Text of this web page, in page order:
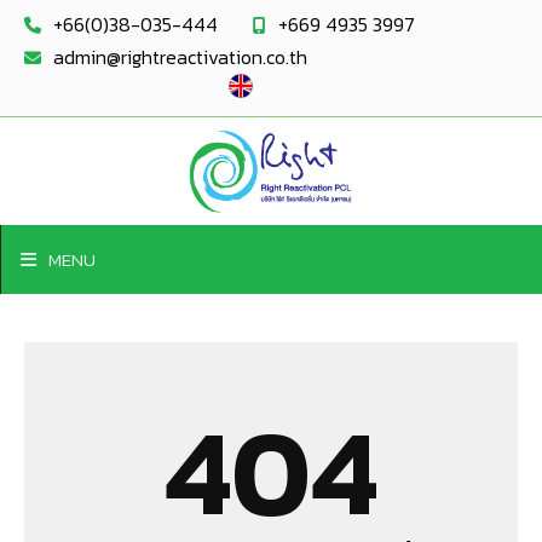
+66(0)38-035-444
+669 4935 3997
admin@rightreactivation.co.th
MENU
404